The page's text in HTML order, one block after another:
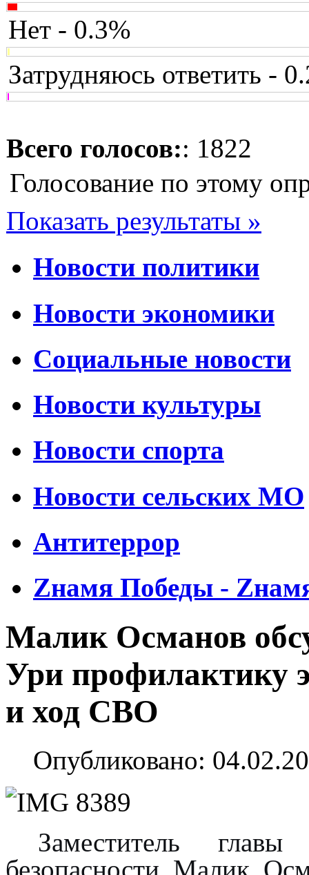
Нет - 0.3%
Затрудняюсь ответить -
Всего голосов:: 1822
Голосование по этому
Показать результаты »
Новости политики
Новости экономики
Социальные новости
Новости культуры
Новости спорта
Новости сельских МО
Антитеррор
Zнамя Победы -
Малик Османов
Ури профилактику
и ход СВО
Опубликовано:
Заместитель